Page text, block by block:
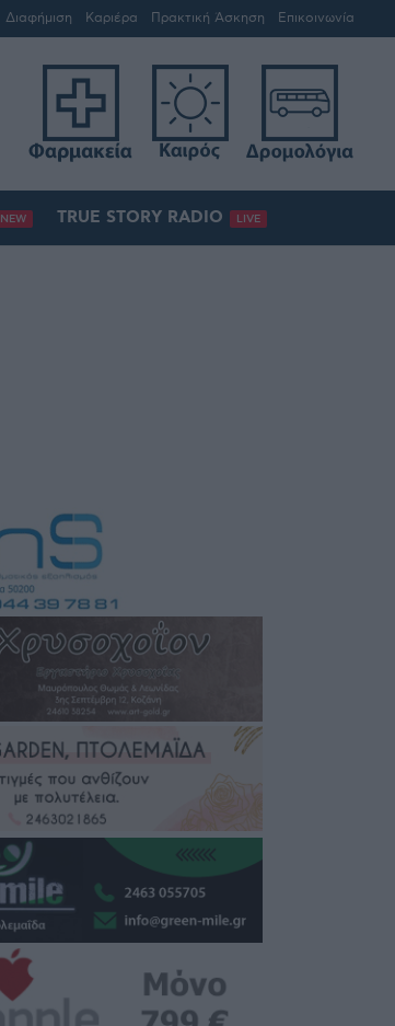
Διαφήμιση Καριέρα Πρακτική Άσκηση Επικοινωνία
NEW TRUE STORY RADIO LIVE